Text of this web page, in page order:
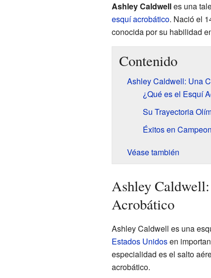
Ashley Caldwelles una
esquí acrobático. Nació el
conocida por su habilidad
Contenido
Ashley Caldwell: Una
¿Qué es el Esquí
Su Trayectoria
Éxitos en
Véase también
Ashley
Acrobático
Ashley Caldwell es una
Estados Unidosen
especialidad es el salto
acrobático.